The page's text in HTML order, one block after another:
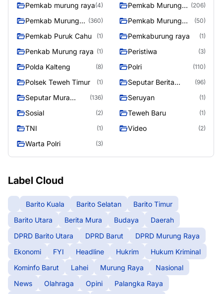
Pemkab murung raya(4)
Pemkab Murung
raya
(206)
Pemkab Murung
Raya
(360)
Pemkab Murung
Raya 4
(50)
Pemkab Puruk Cahu (1) Pemkaburung raya (1)
Penkab Murung raya (1) Peristiwa (3)
Polda Kalteng (8) Polri (110)
Polsek Teweh Timur (1)
Seputar Berita
Murung Raya
(96)
Seputar Mura
Seasen 2
(136) Seruyan (1)
Sosial (2) Teweh Baru (1)
TNI (1) Video (2)
Warta Polri (3)
Label Cloud
Barito Kuala Barito Selatan
Barito Timur
Barito Utara
Berita Mura Budaya
Daerah
DPRD Barito Utara
DPRD Barut
DPRD Murung Raya
Ekonomi
FYI Headline Hukrim
Hukum Kriminal
Kominfo Barut
Lahei Murung Raya
Nasional
News
Olahraga Opini
Palangka Raya